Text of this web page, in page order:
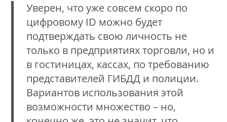
Уверен, что уже совсем скоро по
цифровому ID можно будет
подтверждать свою личность не
только в предприятиях торговли, но и
в гостиницах, кассах, по требованию
представителей ГИБДД и полиции.
Вариантов использования этой
возможности множество – но,